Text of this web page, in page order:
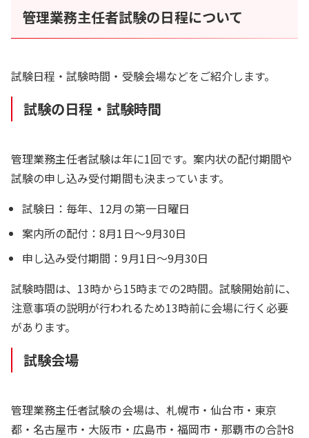
管理業務主任者試験の日程について
試験日程・試験時間・受験会場などをご紹介します。
試験の日程・試験時間
管理業務主任者試験は年に1回です。案内状の配付期間や
試験の申し込み受付期間も決まっています。
試験日：毎年、12月の第一日曜日
案内所の配付：8月1日〜9月30日
申し込み受付期間：9月1日〜9月30日
試験時間は、13時から15時までの2時間。試験開始前に、
注意事項の説明が行われるため13時前に会場に行く必要
があります。
試験会場
管理業務主任者試験の会場は、札幌市・仙台市・東京
都・名古屋市・大阪市・広島市・福岡市・那覇市の合計8